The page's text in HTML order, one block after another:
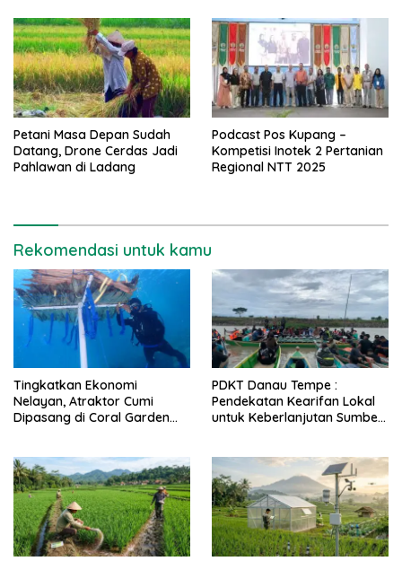
Petani Masa Depan Sudah
Datang, Drone Cerdas Jadi
Pahlawan di Ladang
Podcast Pos Kupang –
Kompetisi Inotek 2 Pertanian
Regional NTT 2025
Rekomendasi untuk kamu
Tingkatkan Ekonomi
Nelayan, Atraktor Cumi
Dipasang di Coral Garden
PDKT Danau Tempe :
Pendekatan Kearifan Lokal
untuk Keberlanjutan Sumber